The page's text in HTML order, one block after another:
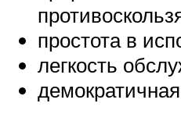
простота в
легкость